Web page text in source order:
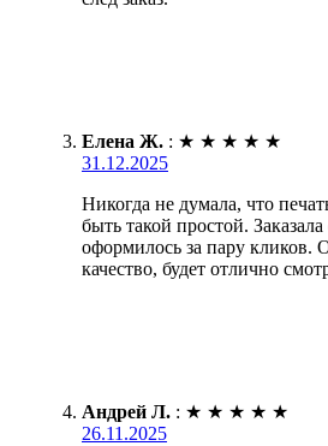
Елена Ж. : ★ ★ ★ ★ ★
31.12.2025
Никогда не думала, что
быть такой простой.
оформилось за пару кликов.
качество, будет отлично
Андрей Л. : ★ ★ ★ ★ ★
26.11.2025